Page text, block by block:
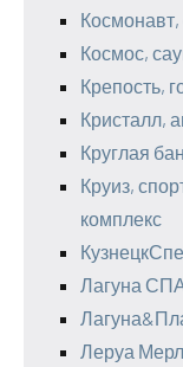
Космос,
Крепость,
Кристалл,
Круглая
Круиз,
комплекс
Лагуна
Леруа